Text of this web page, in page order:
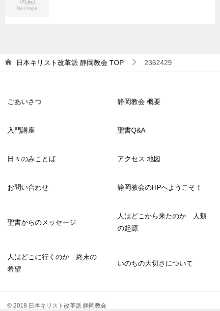
日本キリスト改革派 静岡教会 TOP 2362429
ごあいさつ 静岡教会 概要
入門講座 聖書Q&A
日々のみことば アクセス 地図
お問い合わせ 静岡教会のHPへようこそ！
聖書からのメッセージ
人はどこから来たのか 人類
の起源
人はどこに行くのか 終末の
希望
いのちの大切さについて
© 2018 日本キリスト改革派 静岡教会